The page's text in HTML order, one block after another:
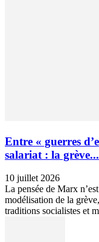
Entre « guerres
salariat : la grève...
10 juillet 2026
La pensée de Marx
modélisation de la
traditions socialistes et